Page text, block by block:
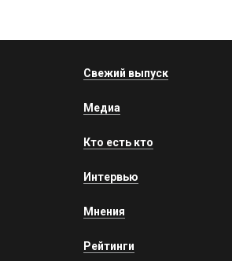
Свежий выпуск
Медиа
Кто есть кто
Интервью
Мнения
Рейтинги